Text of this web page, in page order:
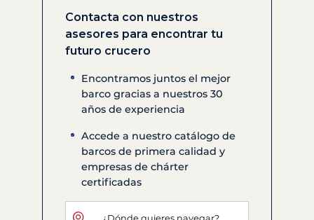
Contacta con nuestros
asesores para encontrar tu
futuro crucero
Encontramos juntos el mejor
barco gracias a nuestros 30
años de experiencia
Accede a nuestro catálogo de
barcos de primera calidad y
empresas de chárter
certificadas